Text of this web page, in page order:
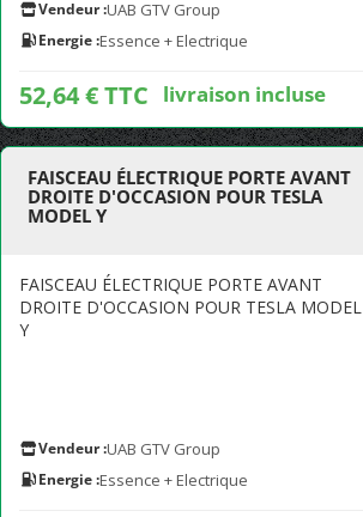
Vendeur :UAB GTV Group
Energie :Essence + Electrique
52,64 € TTC livraison incluse
FAISCEAU ÉLECTRIQUE PORTE AVANT
DROITE D'OCCASION POUR TESLA
MODEL Y
FAISCEAU ÉLECTRIQUE PORTE AVANT
DROITE D'OCCASION POUR TESLA MODEL
Y
Vendeur :UAB GTV Group
Energie :Essence + Electrique